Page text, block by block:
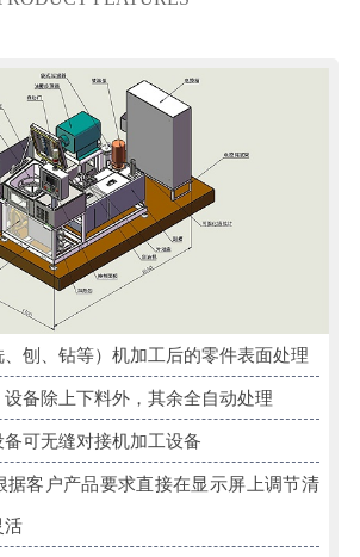
刨、钻等）机加工后的零件表面处理
备除上下料外，其余全自动处理
可无缝对接机加工设备
据客户产品要求直接在显示屏上调节清
活